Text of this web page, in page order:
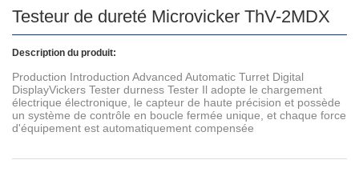
Testeur de dureté Microvicker ThV-2MDX
Description du produit:
Production Introduction Advanced Automatic Turret Digital
DisplayVickers Tester durness Tester Il adopte le chargement
électrique électronique, le capteur de haute précision et possède
un système de contrôle en boucle fermée unique, et chaque force
d'équipement est automatiquement compensée